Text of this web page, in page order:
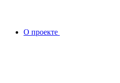
О проекте